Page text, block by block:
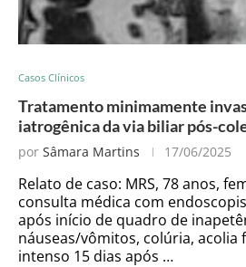
Casos Clínicos
Tratamento minimamente
iatrogênica da via biliar pós-
por Sâmara Martins 17/06/2025
Relato de caso: MRS, 78 anos,
consulta médica com
após início de quadro de
náuseas/vômitos, colúria, acolia
intenso 15 dias após …